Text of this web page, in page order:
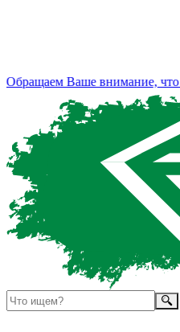
Ваше внимание, что с